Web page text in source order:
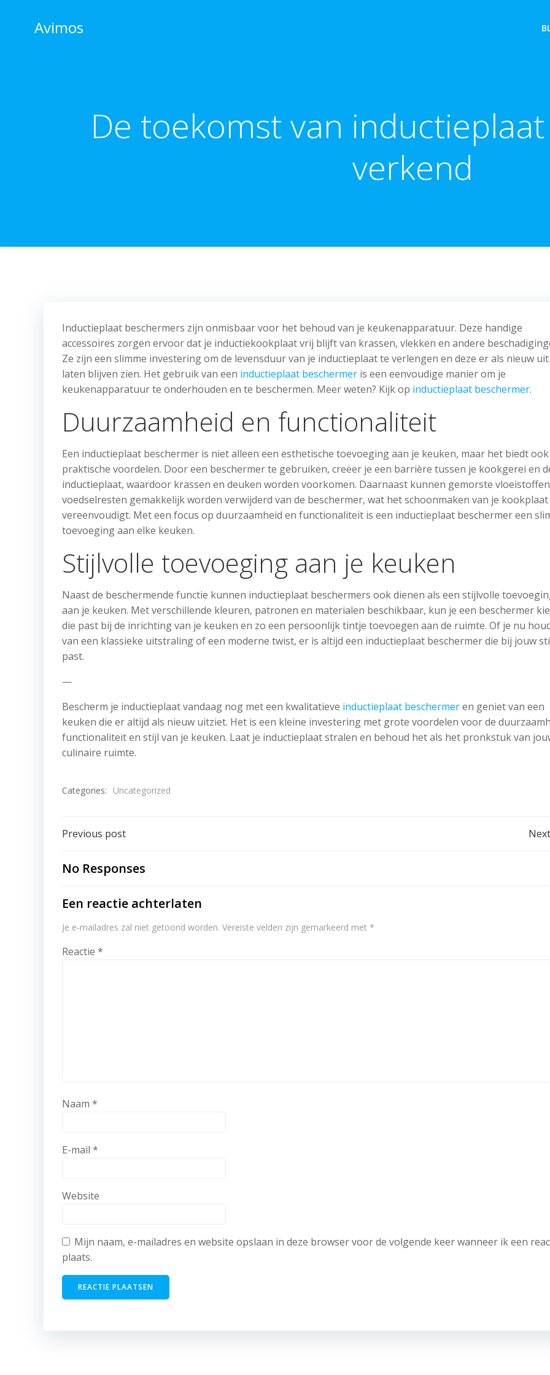
contentAvimos
De toekomst van
verkend
Inductieplaat beschermers zijn onmisbaar voor het behoud van je keukenapparatuur. Deze handige
accessoires zorgen ervoor dat je inductiekookplaat vrij blijft van krassen, vlekken en andere
Ze zijn een slimme investering om de levensduur van je inductieplaat te verlengen en deze er als nieuw
laten blijven zien. Het gebruik van een inductieplaat beschermer is een eenvoudige manier om je
keukenapparatuur te onderhouden en te beschermen. Meer weten? Kijk op inductieplaat beschermer.
Duurzaamheid en functionaliteit
Een inductieplaat beschermer is niet alleen een esthetische toevoeging aan je keuken, maar het biedt ook
praktische voordelen. Door een beschermer te gebruiken, creëer je een barrière tussen je kookgerei en
inductieplaat, waardoor krassen en deuken worden voorkomen. Daarnaast kunnen gemorste
voedselresten gemakkelijk worden verwijderd van de beschermer, wat het schoonmaken van je kookplaat
vereenvoudigt. Met een focus op duurzaamheid en functionaliteit is een inductieplaat beschermer een
toevoeging aan elke keuken.
Stijlvolle toevoeging aan je keuken
Naast de beschermende functie kunnen inductieplaat beschermers ook dienen als een stijlvolle
aan je keuken. Met verschillende kleuren, patronen en materialen beschikbaar, kun je een beschermer
die past bij de inrichting van je keuken en zo een persoonlijk tintje toevoegen aan de ruimte. Of je nu
van een klassieke uitstraling of een moderne twist, er is altijd een inductieplaat beschermer die bij jouw
past.
—
Bescherm je inductieplaat vandaag nog met een kwalitatieve inductieplaat beschermeren geniet van een
keuken die er altijd als nieuw uitziet. Het is een kleine investering met grote voordelen voor de
functionaliteit en stijl van je keuken. Laat je inductieplaat stralen en behoud het als het pronkstuk van
culinaire ruimte.
Categories: Uncategorized
Post
navigation
Previous post
No Responses
Een reactie achterlaten
Je e-mailadres zal niet getoond worden. Vereiste velden zijn gemarkeerd met *
Reactie *
Naam *
E-mail *
Website
Mijn naam, e-mailadres en website opslaan in deze browser voor de volgende keer wanneer ik een
plaats.